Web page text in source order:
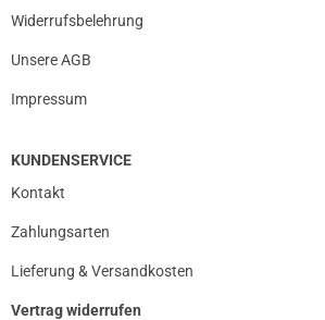
Widerrufsbelehrung
Unsere AGB
Impressum
KUNDENSERVICE
Kontakt
Zahlungsarten
Lieferung & Versandkosten
Vertrag widerrufen